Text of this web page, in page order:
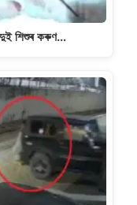
দুই শিশুৰ কৰুণ…